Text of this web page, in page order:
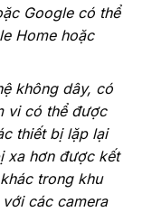
Google có thể
Home hoặc
không dây, có
vi có thể được
thiết bị lặp lại
xa hơn được kết
trong khu
các camera